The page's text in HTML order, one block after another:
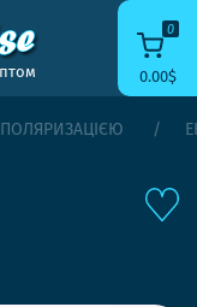
0
0.00$